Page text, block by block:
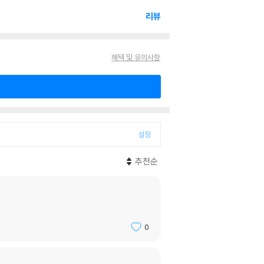
리뷰
혜택 및 유의사항
설정
추천순
0